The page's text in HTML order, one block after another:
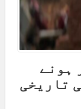
ہونے
تاریخی